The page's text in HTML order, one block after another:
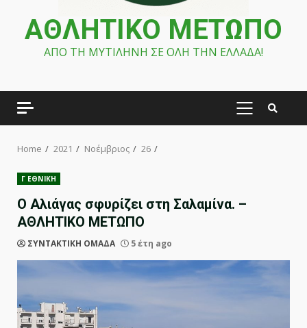
ΑΘΛΗΤΙΚΟ ΜΕΤΩΠΟ
ΑΠΟ ΤΗ ΜΥΤΙΛΗΝΗ ΣΕ ΟΛΗ ΤΗΝ ΕΛΛΑΔΑ!
PRIMARY
Home 2021 Νοέμβριος 26
Γ ΕΘΝΙΚΗ
Ο Αλιάγας σφυρίζει στη Σαλαμίνα. –
ΑΘΛΗΤΙΚΟ ΜΕΤΩΠΟ
ΣΥΝΤΑΚΤΙΚΗ ΟΜΑΔΑ 5 έτη ago